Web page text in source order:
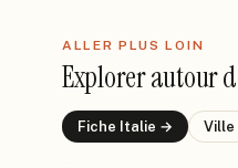
ALLER PLUS LOIN
Explorer autour
Fiche Italie → Ville